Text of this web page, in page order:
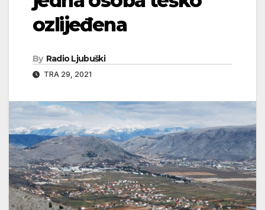
ozlijeđena
By Radio Ljubuški
TRA 29, 2021